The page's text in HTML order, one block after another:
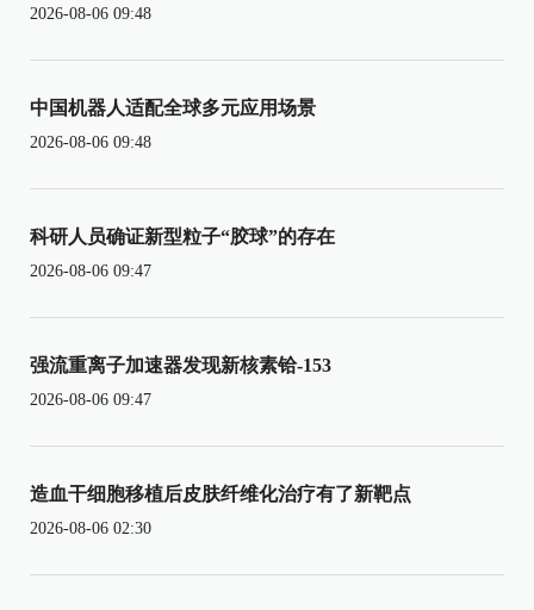
2026-08-06 09:48
中国机器人适配全球多元应用场景
2026-08-06 09:48
科研人员确证新型粒子“胶球”的存在
2026-08-06 09:47
强流重离子加速器发现新核素铪-153
2026-08-06 09:47
造血干细胞移植后皮肤纤维化治疗有了新靶点
2026-08-06 02:30